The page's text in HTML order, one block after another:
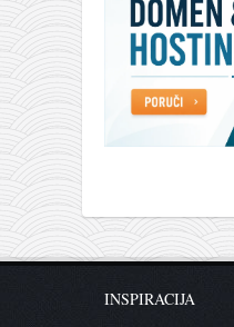
INSPIRACIJA